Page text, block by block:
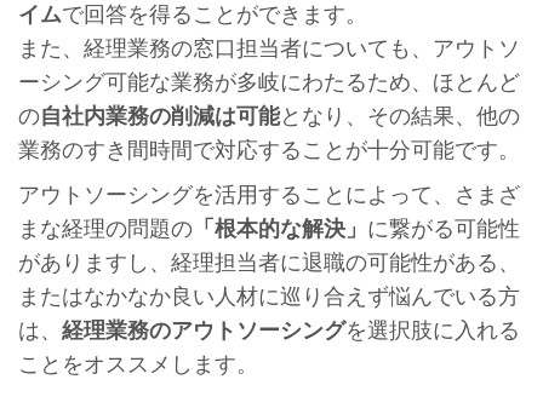
イムで回答を得ることができます。
また、経理業務の窓口担当者についても、アウトソ
ーシング可能な業務が多岐にわたるため、ほとんど
の自社内業務の削減は可能となり、その結果、他の
業務のすき間時間で対応することが十分可能です。
アウトソーシングを活用することによって、さまざ
まな経理の問題の「根本的な解決」 に繋がる可能性
がありますし、経理担当者に退職の可能性がある、
またはなかなか良い人材に巡り合えず悩んでいる方
は、 経理業務のアウトソーシングを選択肢に入れる
ことをオススメします。